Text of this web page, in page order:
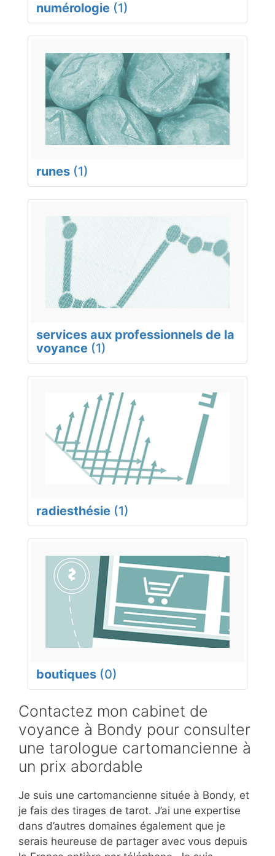
numérologie (1)
runes (1)
services aux professionnels de la
voyance (1)
radiesthésie (1)
boutiques (0)
Contactez mon cabinet de
voyance à Bondy pour consulter
une tarologue cartomancienne à
un prix abordable
Je suis une cartomancienne située à Bondy, et
je fais des tirages de tarot. J’ai une expertise
dans d’autres domaines également que je
serais heureuse de partager avec vous depuis